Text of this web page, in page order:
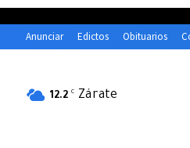
Anunciar Edictos Obituarios
12.2 C Zárate